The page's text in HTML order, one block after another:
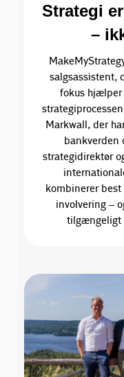
Strategi
–
salgsassistent,
fokus hjælper
Markwall, der
bankverden
strategidirektør
kombinerer
involvering –
tilgængeligt